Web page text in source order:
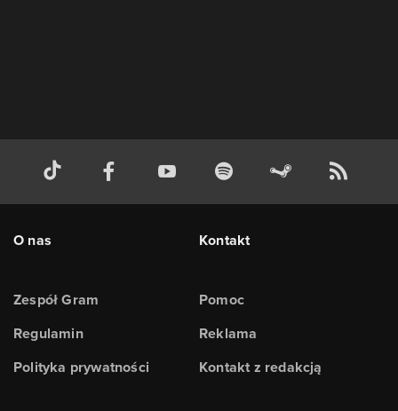
O nas
Zespół Gram
Regulamin
Polityka prywatności
Kontakt
Pomoc
Reklama
Kontakt z redakcją